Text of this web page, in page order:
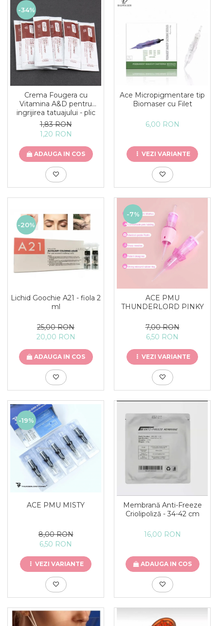
-34%
Crema Fougera cu
Vitamina A&D pentru
ingrijirea tatuajului - plic
1,83 RON
1,20 RON
ADAUGA IN COS
Ace Micropigmentare tip
Biomaser cu Filet
6,00 RON
VEZI VARIANTE
-20%
Lichid Goochie A21 - fiola 2
ml
25,00 RON
20,00 RON
ADAUGA IN COS
-7%
ACE PMU
THUNDERLORD PINKY
7,00 RON
6,50 RON
VEZI VARIANTE
-19%
ACE PMU MISTY
8,00 RON
6,50 RON
VEZI VARIANTE
Membrană Anti-Freeze
Criolipoliză - 34-42 cm
16,00 RON
ADAUGA IN COS